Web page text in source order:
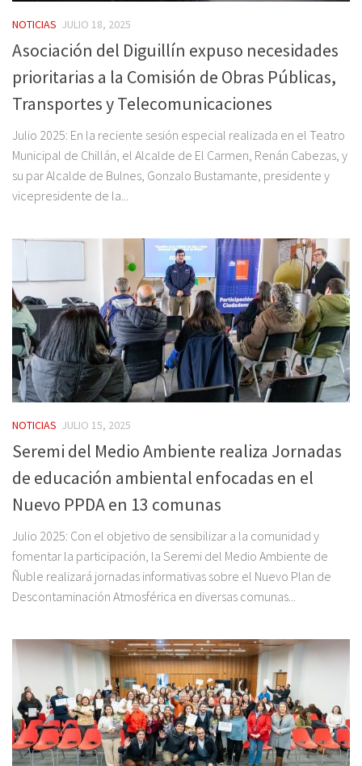
NOTICIAS JULIO 18, 2025
Asociación del Diguillín expuso necesidades
prioritarias a la Comisión de Obras Públicas,
Transportes y Telecomunicaciones
Julio 2025: En la reciente sesión especial realizada en el Teatro
Municipal de Chillán, el Alcalde de El Carmen, Renán Cabezas, y
su par Alcalde de Bulnes, Gonzalo Bustamante, presidente y
vicepresidente de la...
NOTICIAS JULIO 15, 2025
Seremi del Medio Ambiente realiza Jornadas
de educación ambiental enfocadas en el
Nuevo PPDA en 13 comunas
Julio 2025: Con el objetivo de sensibilizar a la comunidad y
fomentar la participación, la Seremi del Medio Ambiente de
Ñuble realizará jornadas informativas sobre el Nuevo Plan de
Descontaminación Atmosférica en diversas comunas...